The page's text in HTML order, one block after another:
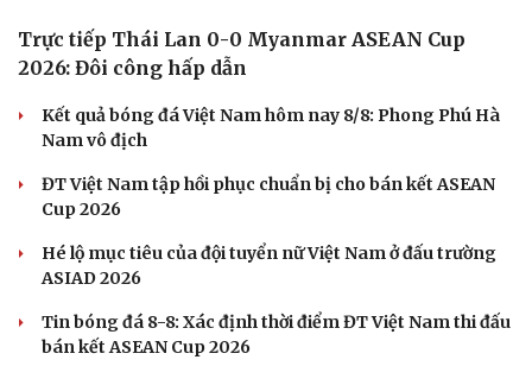
Cải chính
Pickleball Việt Nam có chung kết trong mơ tại Ho
Chi Minh City Open 2026
Lý Hoàng Nam, Trương Vinh Hiển tạo chung kết trong
Nhập môn Pickleball: Hướng dẫn kỹ thuật Speed up
Cách bắt đường Speed up khi bóng đi dọc dây trong